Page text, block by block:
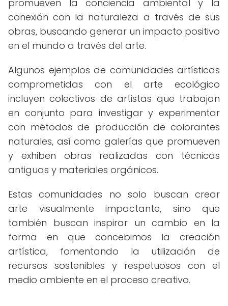
promueven la conciencia ambiental y la
conexión con la naturaleza a través de sus
obras, buscando generar un impacto positivo
en el mundo a través del arte.
Algunos ejemplos de comunidades artísticas
comprometidas con el arte ecológico
incluyen colectivos de artistas que trabajan
en conjunto para investigar y experimentar
con métodos de producción de colorantes
naturales, así como galerías que promueven
y exhiben obras realizadas con técnicas
antiguas y materiales orgánicos.
Estas comunidades no solo buscan crear
arte visualmente impactante, sino que
también buscan inspirar un cambio en la
forma en que concebimos la creación
artística, fomentando la utilización de
recursos sostenibles y respetuosos con el
medio ambiente en el proceso creativo.